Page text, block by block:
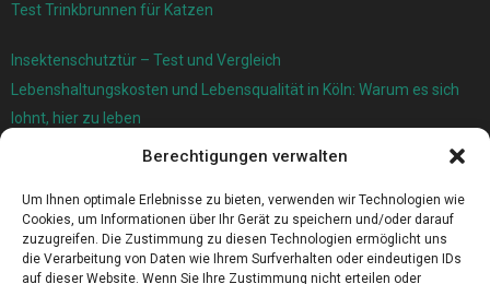
Berechtigungen verwalten
Um Ihnen optimale Erlebnisse zu bieten, verwenden wir Technologien wie
Cookies, um Informationen über Ihr Gerät zu speichern und/oder darauf
zuzugreifen. Die Zustimmung zu diesen Technologien ermöglicht uns
die Verarbeitung von Daten wie Ihrem Surfverhalten oder eindeutigen IDs
auf dieser Website. Wenn Sie Ihre Zustimmung nicht erteilen oder
Test Trinkbrunnen für Katzen
Insektenschutztür – Test und Vergleich
Lebenshaltungskosten und Lebensqualität in Köln: Warum es sich
lohnt, hier zu leben
Ersatzfedern für Ihr Trampolin
Holländischer Stoffmarkt in Ihrer Nähe